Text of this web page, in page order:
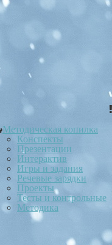
Методическая копилка
Конспекты
Презентации
Интерактив
Игры и задания
Речевые зарядки
Проекты
Тесты и контрольные
Методика